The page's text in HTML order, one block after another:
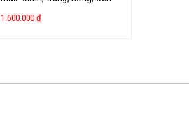
1.600.000 ₫